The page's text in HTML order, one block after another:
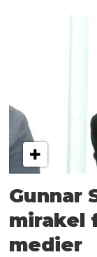
Gunnar
mirakel
medier